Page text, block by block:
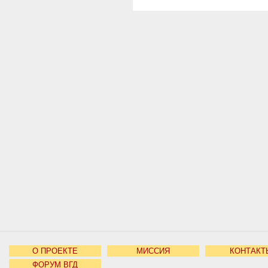
О ПРОЕКТЕ МИССИЯ
ФОРУМ ВГД